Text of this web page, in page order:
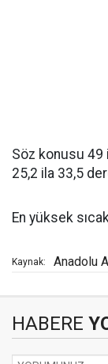
Söz konusu 49
25,2 ila 33,5
En yüksek
Kaynak: Anadolu
HABERE